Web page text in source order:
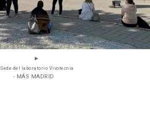
Sede del laboratorio Vivotecnia
- MÁS MADRID